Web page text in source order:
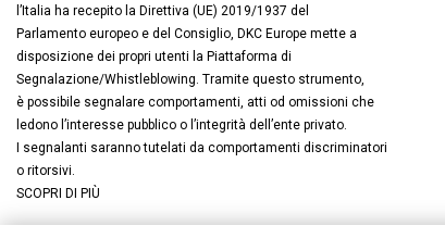
l’Italia ha recepito la Direttiva (UE) 2019/1937 del
Parlamento europeo e del Consiglio, DKC Europe mette a
disposizione dei propri utenti la Piattaforma di
Segnalazione/Whistleblowing. Tramite questo strumento,
è possibile segnalare comportamenti, atti od omissioni che
ledono l’interesse pubblico o l’integrità dell’ente privato.
I segnalanti saranno tutelati da comportamenti discriminatori
o ritorsivi.
SCOPRI DI PIÙ